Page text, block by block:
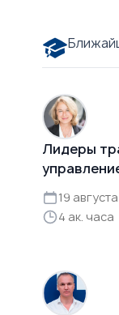
Лидеры
19
4 ак. часа